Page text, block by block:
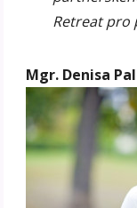
Retreat pro
Mgr. Denisa